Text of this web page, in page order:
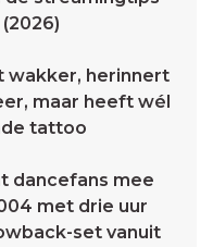
wakker, herinnert
maar heeft wél
tattoo
dancefans mee
met drie uur
set vanuit